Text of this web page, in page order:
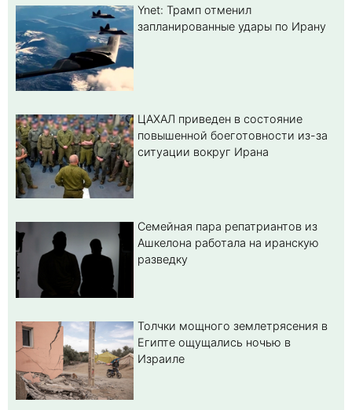
Ynet: Трамп отменил
запланированные удары по Ирану
ЦАХАЛ приведен в состояние
повышенной боеготовности из-за
ситуации вокруг Ирана
Семейная пара репатриантов из
Ашкелона работала на иранскую
разведку
Толчки мощного землетрясения в
Египте ощущались ночью в
Израиле